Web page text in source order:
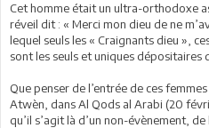
Cet homme était un ultra-orthodoxe
réveil dit : « Merci mon dieu de ne
lequel seuls les « Craignants dieu »,
sont les seuls et uniques dépositaires
Que penser de l’entrée de ces
Atwèn, dans Al Qods al Arabi (20
qu’il s’agit là d’un non-évènement,